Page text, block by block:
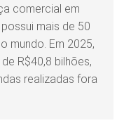
comercial em
mais de 50
mundo. Em 2025,
R$40,8 bilhões,
realizadas fora